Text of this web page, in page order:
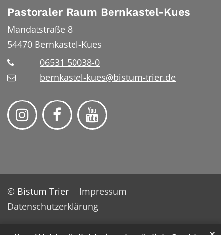
Pastoraler Raum Bernkastel-Kues
Mandatstraße 8
54470 Bernkastel-Kues
06531 50038-0
bernkastel-kues@bistum-trier.de
© Bistum Trier
Impressum
Datenschutzerklärung